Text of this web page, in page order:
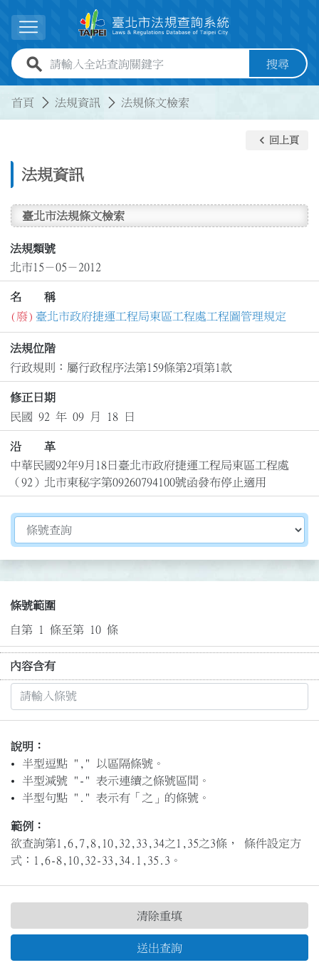
展開選單
全站查詢關鍵字欄位 搜尋
首頁 法規資訊 法規條文檢索
法規資訊
keyboard_arrow_left 回上頁
臺北市法規條文檢索
法規類號
北市15－05－2012
名 稱
(廢) 臺北市政府捷運工程局東區工程處工程圖管理規定
法規位階
行政規則：屬行政程序法第159條第2項第1款
修正日期
民國 92 年 09 月 18 日
沿 革
中華民國92年9月18日臺北市政府捷運工程局東區工程處
（92）北市東秘字第09260794100號函發布停止適用
切換選擇法規資訊內容
條號範圍
自第 1 條至第 10 條
內容含有
說明：
半型逗點 "," 以區隔條號。
半型減號 "-" 表示連續之條號區間。
半型句點 "." 表示有「之」的條號。
範例：
欲查詢第1,6,7,8,10,32,33,34之1,35之3條， 條件設定方
式：1,6-8,10,32-33,34.1,35.3。
送出查詢
清除重填